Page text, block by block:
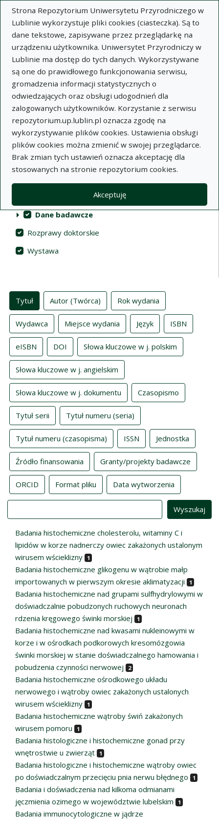
Strona Repozytorium Uniwersytetu Przyrodniczego w
Lublinie wykorzystuje pliki cookies (ciasteczka). Są to
dane tekstowe, zapisywane przez przeglądarkę na
urządzeniu użytkownika. Uniwersytet Przyrodniczy w
Lublinie ma dostęp do tych danych. Wykorzystywane
są one do prawidłowego funkcjonowania serwisu,
gromadzenia informacji statystycznych o
odwiedzających oraz obsługi udogodnień dla
zalogowanych użytkowników. Korzystanie z serwisu
repozytorium.up.lublin.pl oznacza zgodę na
wykorzystywanie plików cookies. Ustawienia obsługi
plików cookies można zmienić w swojej przeglądarce.
Brak zmian tych ustawień oznacza akceptację dla
stosowanych na stronie repozytorium cookies.
Akceptuję
Repozytorium Uniwersytetu
Przyrodniczego w Lublinie
Indeksy
Akcje na kolekcjach Wyczyść Zaznacz wszystko
Kolekcje(automatyczne przeładowanie treści)
Publikacje naukowe
Materiały audiowizualne
Dane badawcze
Rozprawy doktorskie
Wystawa
Indeksy
Tytuł Autor (Twórca) Rok wydania
Wydawca Miejsce wydania Język ISBN
eISBN DOI Słowa kluczowe w j. polskim
Słowa kluczowe w j. angielskim
Słowa kluczowe w j. dokumentu Czasopismo
Tytuł serii Tytuł numeru (seria)
Tytuł numeru (czasopisma) ISSN Jednostka
Źródło finansowania Granty/projekty badawcze
ORCID Format pliku Data wytworzenia
Badania histochemiczne cholesterolu, witaminy C i
lipidów w korze nadnerczy owiec zakażonych ustalonym
wirusem wścieklizny
1
Badania histochemiczne glikogenu w wątrobie małp
importowanych w pierwszym okresie aklimatyzacji
1
Badania histochemiczne nad grupami sulfhydrylowymi w
doświadczalnie pobudzonych ruchowych neuronach
rdzenia kręgowego świnki morskiej
1
Badania histochemiczne nad kwasami nukleinowymi w
korze i w ośrodkach podkorowych kresomózgowia
świnki morskiej w stanie doświadczalnego hamowania i
pobudzenia czynności nerwowej
2
Badania histochemiczne ośrodkowego układu
nerwowego i wątroby owiec zakażonych ustalonych
wirusem wścieklizny
1
Badania histochemiczne wątroby świń zakażonych
wirusem pomoru
1
Badania histologiczne i histochemiczne gonad przy
wnętrostwie u zwierząt
1
Badania histologiczne i histochemiczne wątroby owiec
po doświadczalnym przecięciu pnia nerwu błędnego
1
Badania i doświadczenia nad kilkoma odmianami
jęczmienia ozimego w województwie lubelskim
1
Badania immunocytologiczne w jądrze